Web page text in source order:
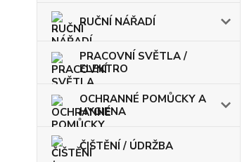
RUČNÍ NÁŘADÍ
PRACOVNÍ SVĚTLA /
ELEKTRO
OCHRANNÉ POMŮCKY A
HYGIENA
ČIŠTĚNÍ / ÚDRŽBA